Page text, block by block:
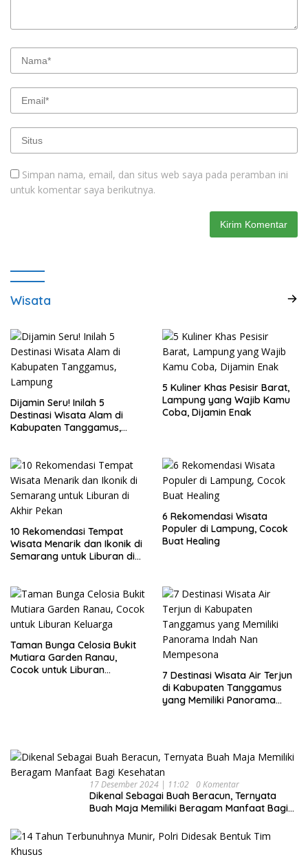
Simpan nama, email, dan situs web saya pada peramban ini
untuk komentar saya berikutnya.
Wisata
Dijamin Seru! Inilah 5
Destinasi Wisata Alam di
Kabupaten Tanggamus,
5 Kuliner Khas Pesisir Barat,
Lampung yang Wajib Kamu
Coba, Dijamin Enak
10 Rekomendasi Tempat
Wisata Menarik dan Ikonik di
Semarang untuk Liburan di
6 Rekomendasi Wisata
Populer di Lampung, Cocok
Buat Healing
Taman Bunga Celosia Bukit
Mutiara Garden Ranau,
Cocok untuk Liburan
7 Destinasi Wisata Air Terjun
di Kabupaten Tanggamus
yang Memiliki Panorama
17 Desember 2024 | 11:02 0 Komentar
Dikenal Sebagai Buah Beracun, Ternyata
Buah Maja Memiliki Beragam Manfaat Bagi